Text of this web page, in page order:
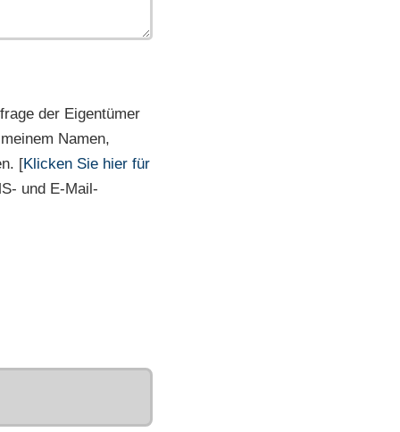
der Eigentümer
Namen,
[Klicken Sie hier für
und E-Mail-